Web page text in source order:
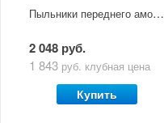
Пыльники переднего амортизатора Mazda CX-5 (комплект 2шт) (2011-2017)
2 048 руб.
1 843 руб. клубная цена
Купить